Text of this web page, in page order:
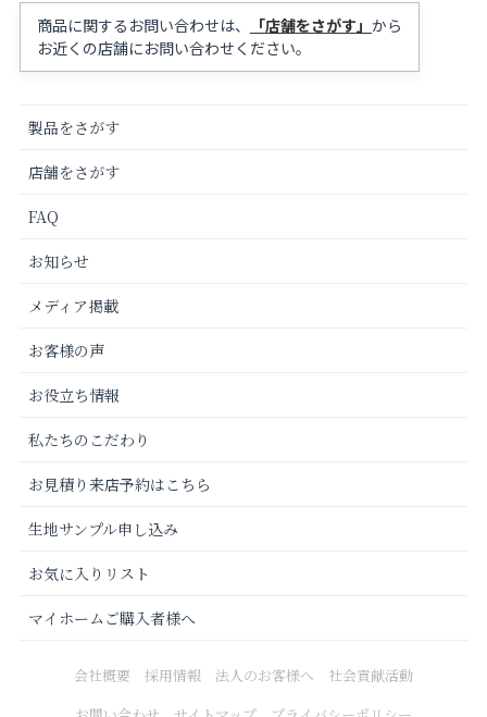
商品に関するお問い合わせは、 「店舗をさがす」 から
お近くの店舗にお問い合わせください。
製品をさがす
店舗をさがす
FAQ
お知らせ
メディア掲載
お客様の声
お役立ち情報
私たちのこだわり
お見積り来店予約はこちら
生地サンプル申し込み
お気に入りリスト
マイホームご購入者様へ
会社概要 採用情報 法人のお客様へ
社会貢献活動